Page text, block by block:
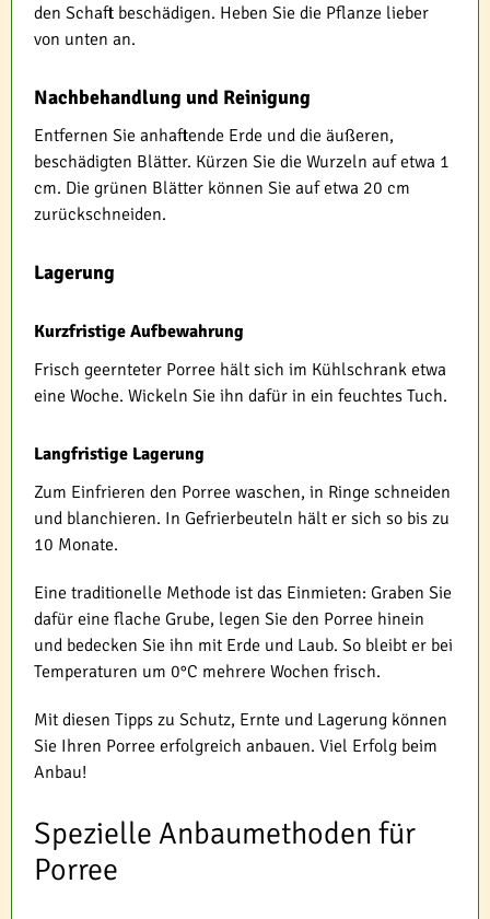
den Schaft beschädigen. Heben Sie die Pflanze lieber
von unten an.
Nachbehandlung und Reinigung
Entfernen Sie anhaftende Erde und die äußeren,
beschädigten Blätter. Kürzen Sie die Wurzeln auf etwa 1
cm. Die grünen Blätter können Sie auf etwa 20 cm
zurückschneiden.
Lagerung
Kurzfristige Aufbewahrung
Frisch geernteter Porree hält sich im Kühlschrank etwa
eine Woche. Wickeln Sie ihn dafür in ein feuchtes Tuch.
Langfristige Lagerung
Zum Einfrieren den Porree waschen, in Ringe schneiden
und blanchieren. In Gefrierbeuteln hält er sich so bis zu
10 Monate.
Eine traditionelle Methode ist das Einmieten: Graben Sie
dafür eine flache Grube, legen Sie den Porree hinein
und bedecken Sie ihn mit Erde und Laub. So bleibt er bei
Temperaturen um 0°C mehrere Wochen frisch.
Mit diesen Tipps zu Schutz, Ernte und Lagerung können
Sie Ihren Porree erfolgreich anbauen. Viel Erfolg beim
Anbau!
Spezielle Anbaumethoden für
Porree